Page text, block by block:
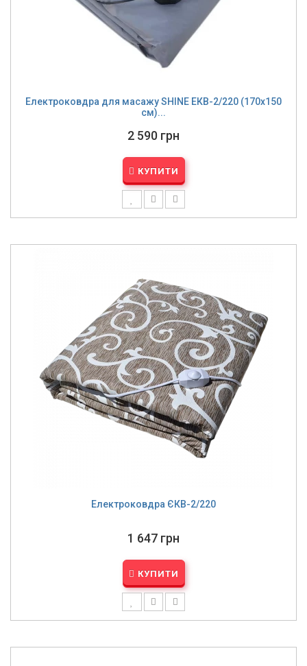
Електроковдра для масажу SHINE ЕКВ-2/220 (170x150
см)...
2 590 грн
КУПИТИ
Електроковдра ЄКВ-2/220
1 647 грн
КУПИТИ